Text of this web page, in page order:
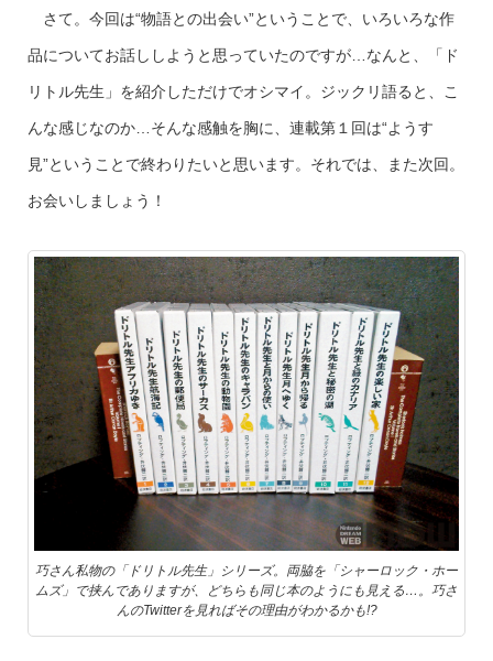
さて。今回は“物語との出会い”ということで、いろいろな作
品についてお話ししようと思っていたのですが…なんと、「ド
リトル先生」を紹介しただけでオシマイ。ジックリ語ると、こ
んな感じなのか…そんな感触を胸に、連載第１回は“ようす
見”ということで終わりたいと思います。それでは、また次回。
お会いしましょう！
巧さん私物の「ドリトル先生」シリーズ。両脇を「シャーロック・ホー
ムズ」で挟んでありますが、どちらも同じ本のようにも見える…。巧さ
んのTwitterを見ればその理由がわかるかも!?